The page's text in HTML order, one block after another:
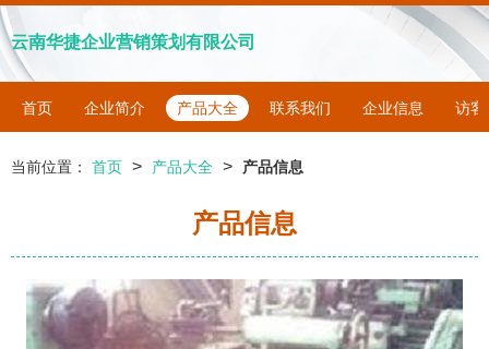
云南华捷企业营销策划有限公司
首页 企业简介 产品大全 联系我们 企业信息 访客
当前位置： 首页 > 产品大全 > 产品信息
产品信息